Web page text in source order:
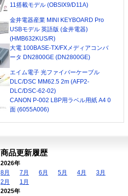
11搭載モデル (OBSIX9/D11A)
金井電器産業 MINI KEYBOARD Pro
USBモデル 英語版 (金井電器)
(HMB632KUS/R)
大電 100BASE-TX/FXメディアコンバ
ータ DN2800GE (DN2800GE)
エイム電子 光ファイバーケーブル
DLC/DSC MM62.5 2m (AFP2-
DLC/DSC-62-02)
CANON P-002 LBP用ラベル用紙 A4 0
面 (6055A006)
商品更新履歴
2026年
8月
7月 6月 5月 4月
3月
2月
1月
2025年